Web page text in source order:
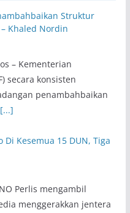
Struktur
Khaled Nordin
– Kementerian
secara konsisten
penambahbaikan
[...]
Di Kesemua 15 DUN, Tiga
Perlis mengambil
menggerakkan jentera